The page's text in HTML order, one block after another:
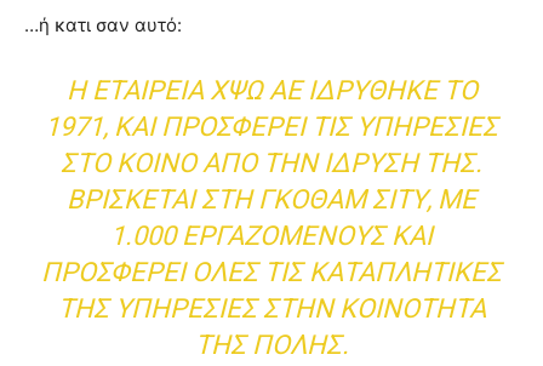
…ή κατι σαν αυτό:
Η ΕΤΑΙΡΕΊΑ ΧΨΩ ΑΕ ΙΔΡΎΘΗΚΕ ΤΟ
1971, ΚΑΙ ΠΡΟΣΦΈΡΕΙ ΤΙΣ ΥΠΗΡΕΣΊΕΣ
ΣΤΟ ΚΟΙΝΌ ΑΠΌ ΤΗΝ ΊΔΡΥΣΉ ΤΗΣ.
ΒΡΊΣΚΕΤΑΙ ΣΤΗ ΓΚΟΘΑΜ ΣΙΤΥ, ΜΕ
1.000 ΕΡΓΑΖΌΜΕΝΟΥΣ ΚΑΙ
ΠΡΟΣΦΈΡΕΙ ΌΛΕΣ ΤΙΣ ΚΑΤΑΠΛΗΤΙΚΈΣ
ΤΗΣ ΥΠΗΡΕΣΊΕΣ ΣΤΗΝ ΚΟΙΝΌΤΗΤΑ
ΤΗΣ ΠΌΛΗΣ.